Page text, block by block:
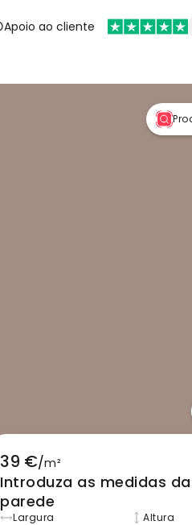
Apoio ao cliente
39 €/m²
Introduza as medidas
parede
Largura Altura